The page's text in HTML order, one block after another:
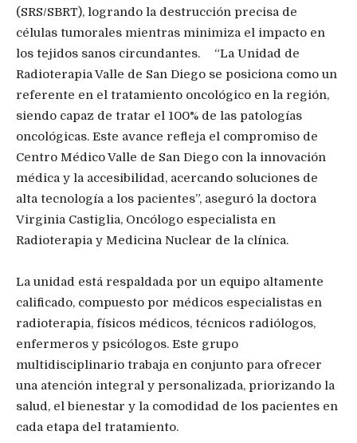
(SRS/SBRT), logrando la destrucción precisa de
células tumorales mientras minimiza el impacto en
los tejidos sanos circundantes. “La Unidad de
Radioterapia Valle de San Diego se posiciona como un
referente en el tratamiento oncológico en la región,
siendo capaz de tratar el 100% de las patologías
oncológicas. Este avance refleja el compromiso de
Centro Médico Valle de San Diego con la innovación
médica y la accesibilidad, acercando soluciones de
alta tecnología a los pacientes”, aseguró la doctora
Virginia Castiglia, Oncólogo especialista en
Radioterapia y Medicina Nuclear de la clínica.
La unidad está respaldada por un equipo altamente
calificado, compuesto por médicos especialistas en
radioterapia, físicos médicos, técnicos radiólogos,
enfermeros y psicólogos. Este grupo
multidisciplinario trabaja en conjunto para ofrecer
una atención integral y personalizada, priorizando la
salud, el bienestar y la comodidad de los pacientes en
cada etapa del tratamiento.